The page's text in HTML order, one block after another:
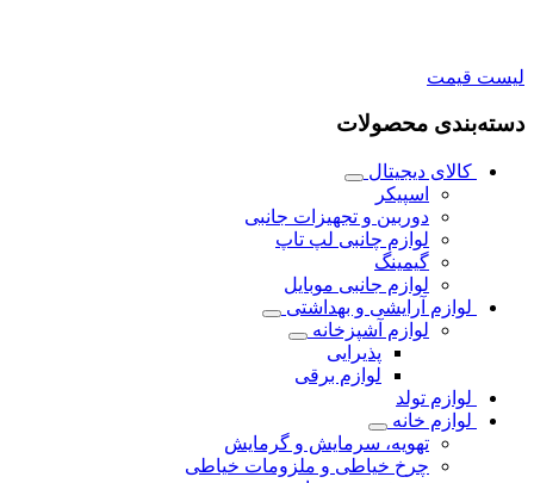
لیست قیمت
دسته‌بندی محصولات
کالای دیجیتال
اسپیکر
دوربین و تجهیزات جانبی
لوازم چانبی لپ تاپ
گیمینگ
لوازم جانبی موبایل
لوازم آرایشی و بهداشتی
لوازم آشپزخانه
پذیرایی
لوازم برقی
لوازم تولد
لوازم خانه
تهویه، سرمایش و گرمایش
چرخ خیاطی و ملزومات خیاطی